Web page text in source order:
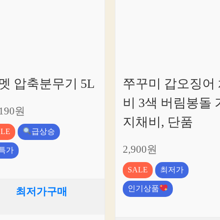
압축분무기 5L
원
급상승
가
최저가구매
쭈꾸미 갑오징어
비 3색 버림봉돌
지채비, 단품
2,900원
SALE
최저가
인기상품